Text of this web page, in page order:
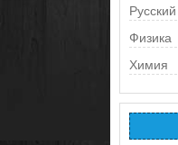
Физика
Химия